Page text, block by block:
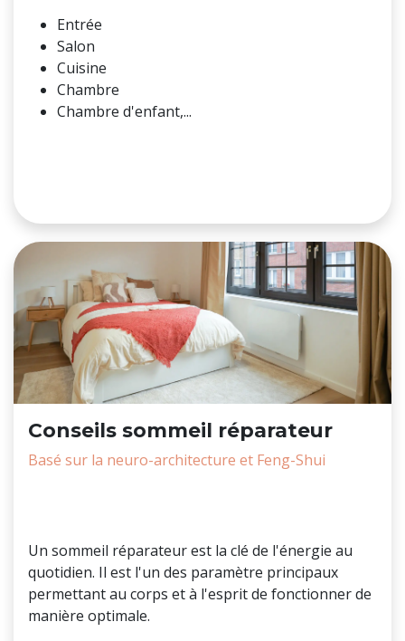
Entrée
Salon
Cuisine
Chambre
Chambre d'enfant,...
Conseils sommeil réparateur
Basé sur la neuro-architecture et Feng-Shui
Un sommeil réparateur est la clé de l'énergie au
quotidien. Il est l'un des paramètre principaux
permettant au corps et à l'esprit de fonctionner de
manière optimale.